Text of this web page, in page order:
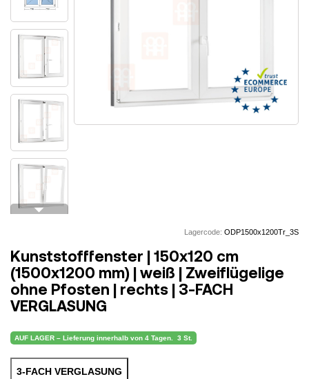
arrow_drop_down
Lagercode: ODP1500x1200Tr_3S
Kunststofffenster | 150x120 cm
(1500x1200 mm) | weiß | Zweiflügelige
ohne Pfosten | rechts | 3-FACH
VERGLASUNG
AUF LAGER – Lieferung innerhalb von 4 Tagen. 3 St.
3-FACH VERGLASUNG